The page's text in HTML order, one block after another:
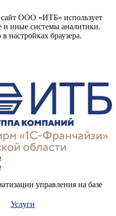
сайт ООО «ИТБ» использует
и иные системы аналитики.
настройках браузера.
управления на базе
Услуги